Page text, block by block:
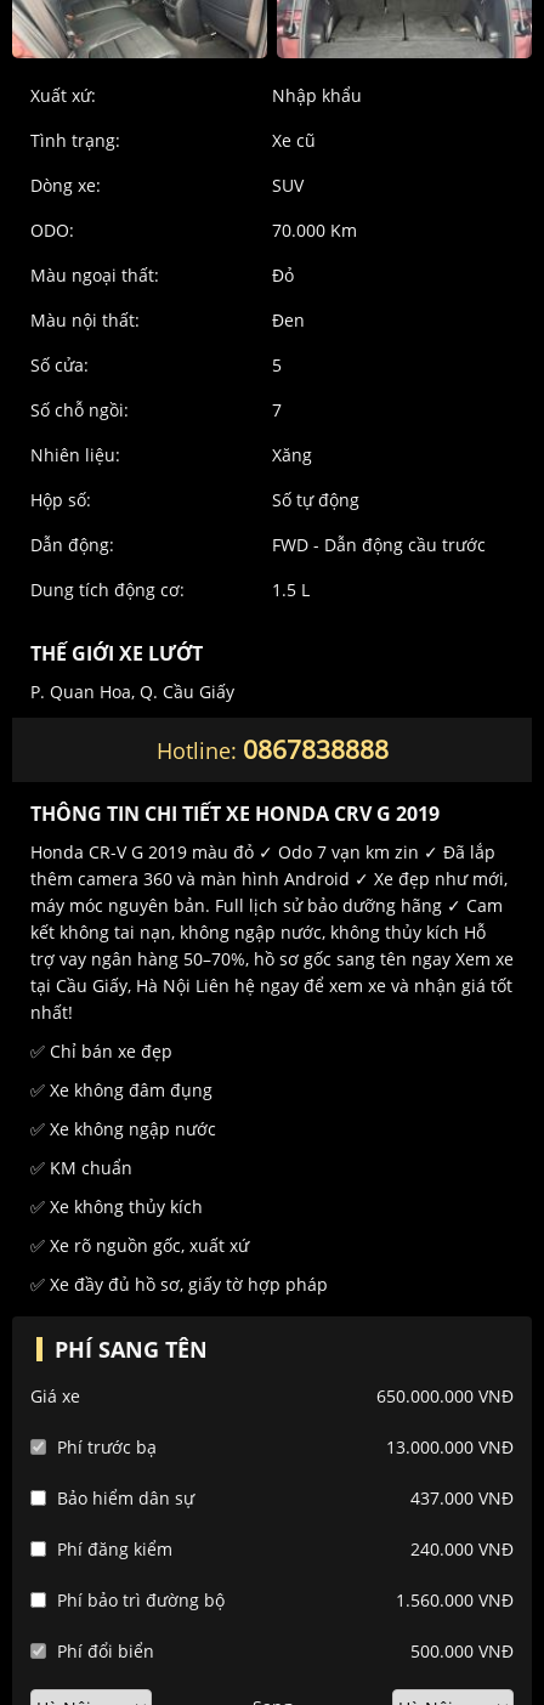
Xuất xứ:
Nhập khẩu
Tình trạng:
Xe cũ
Dòng xe:
SUV
ODO:
70.000 Km
Màu ngoại thất:
Đỏ
Màu nội thất:
Đen
Số cửa:
5
Số chỗ ngồi:
7
Nhiên liệu:
Xăng
Hộp số:
Số tự động
Dẫn động:
FWD - Dẫn động cầu trước
Dung tích động cơ:
1.5 L
THẾ GIỚI XE LƯỚT
P. Quan Hoa, Q. Cầu Giấy
Hotline: 0867838888
THÔNG TIN CHI TIẾT XE HONDA CRV G 2019
Honda CR-V G 2019 màu đỏ ✓ Odo 7 vạn km zin ✓ Đã lắp
thêm camera 360 và màn hình Android ✓ Xe đẹp như mới,
máy móc nguyên bản. Full lịch sử bảo dưỡng hãng ✓ Cam
kết không tai nạn, không ngập nước, không thủy kích Hỗ
trợ vay ngân hàng 50–70%, hồ sơ gốc sang tên ngay Xem xe
tại Cầu Giấy, Hà Nội Liên hệ ngay để xem xe và nhận giá tốt
nhất!
✅ Chỉ bán xe đẹp
✅ Xe không đâm đụng
✅ Xe không ngập nước
✅ KM chuẩn
✅ Xe không thủy kích
✅ Xe rõ nguồn gốc, xuất xứ
✅ Xe đầy đủ hồ sơ, giấy tờ hợp pháp
PHÍ SANG TÊN
Giá xe 650.000.000 VNĐ
Phí trước bạ 13.000.000 VNĐ
Bảo hiểm dân sự 437.000 VNĐ
Phí đăng kiểm 240.000 VNĐ
Phí bảo trì đường bộ 1.560.000 VNĐ
Phí đổi biển 500.000 VNĐ